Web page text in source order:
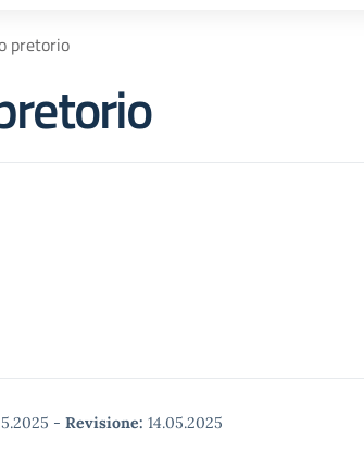
pretorio
- Revisione: 14.05.2025